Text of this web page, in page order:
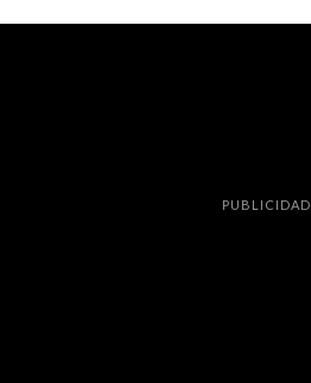
PUBLICIDAD